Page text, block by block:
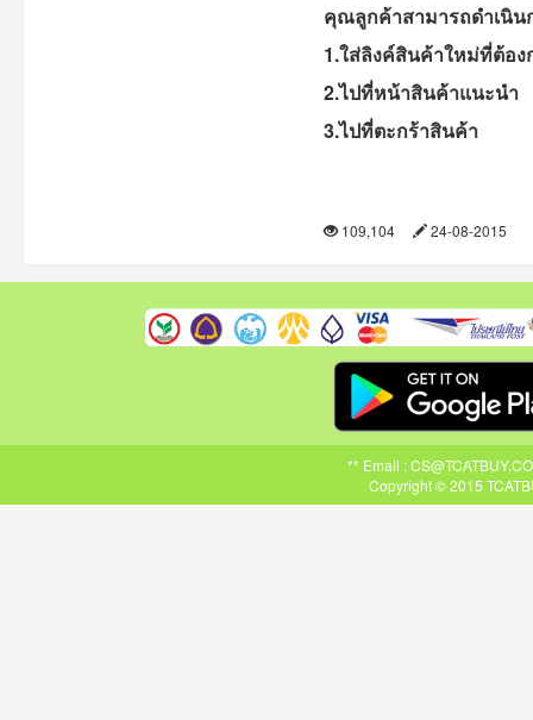
คุณลูกค้าสามารถดำเนิน
1.ใส่ลิงค์สินค้าใหม่ที่ต้อง
2.ไปที่หน้าสินค้าแนะนำ
3.ไปที่ตะกร้าสินค้า
109,104 24-08-2015
** Email :
Copyright © 2015